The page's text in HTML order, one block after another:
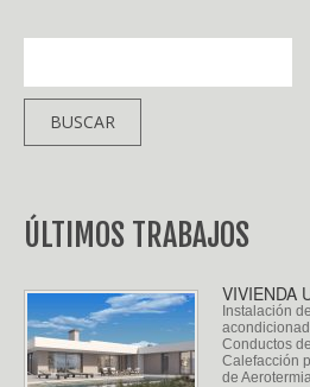
ÚLTIMOS TRABAJOS
VIVIENDA
Instalación
Conductos
Calefacción
de